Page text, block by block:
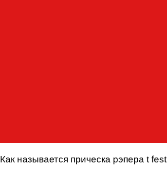
Как называется прическа рэпера t fest